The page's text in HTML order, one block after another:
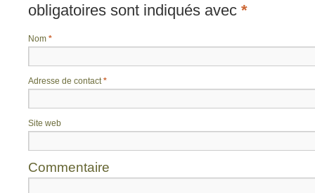
obligatoires sont indiqués avec *
Nom *
Adresse de contact *
Site web
Commentaire